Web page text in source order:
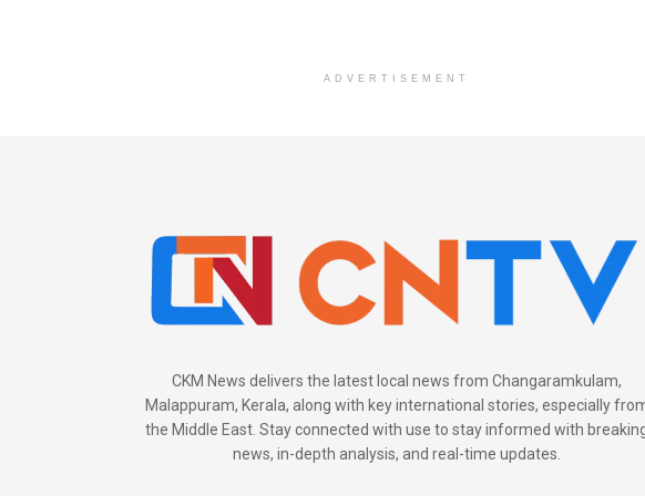
ADVERTISEMENT
CKM News delivers the latest local news from Changaramkulam,
Malappuram, Kerala, along with key international stories, especially
the Middle East. Stay connected with use to stay informed with
news, in-depth analysis, and real-time updates.